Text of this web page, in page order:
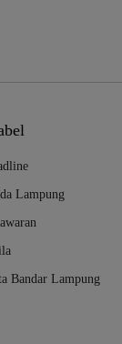
Lampung
Bandar Lampung